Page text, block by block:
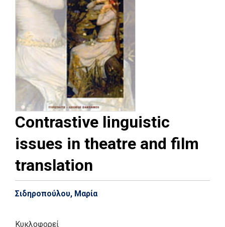
Contrastive linguistic
issues in theatre and film
translation
Σιδηροπούλου, Μαρία
Κυκλοφορεί